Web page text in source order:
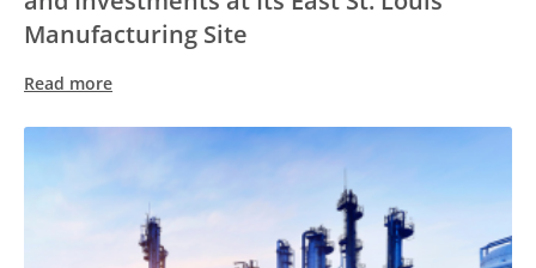
Manufacturing Site
Read more